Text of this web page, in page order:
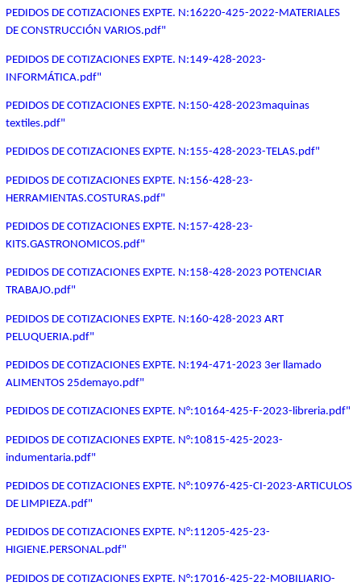
PEDIDOS DE COTIZACIONES EXPTE. N:16220-425-2022-MATERIALES
DE CONSTRUCCIÓN VARIOS.pdf"
PEDIDOS DE COTIZACIONES EXPTE. N:149-428-2023-
INFORMÁTICA.pdf"
PEDIDOS DE COTIZACIONES EXPTE. N:150-428-2023maquinas
textiles.pdf"
PEDIDOS DE COTIZACIONES EXPTE. N:155-428-2023-TELAS.pdf"
PEDIDOS DE COTIZACIONES EXPTE. N:156-428-23-
HERRAMIENTAS.COSTURAS.pdf"
PEDIDOS DE COTIZACIONES EXPTE. N:157-428-23-
KITS.GASTRONOMICOS.pdf"
PEDIDOS DE COTIZACIONES EXPTE. N:158-428-2023 POTENCIAR
TRABAJO.pdf"
PEDIDOS DE COTIZACIONES EXPTE. N:160-428-2023 ART
PELUQUERIA.pdf"
PEDIDOS DE COTIZACIONES EXPTE. N:194-471-2023 3er llamado
ALIMENTOS 25demayo.pdf"
PEDIDOS DE COTIZACIONES EXPTE. N°:10164-425-F-2023-libreria.pdf"
PEDIDOS DE COTIZACIONES EXPTE. N°:10815-425-2023-
indumentaria.pdf"
PEDIDOS DE COTIZACIONES EXPTE. N°:10976-425-CI-2023-ARTICULOS
DE LIMPIEZA.pdf"
PEDIDOS DE COTIZACIONES EXPTE. N°:11205-425-23-
HIGIENE.PERSONAL.pdf"
PEDIDOS DE COTIZACIONES EXPTE. N°:17016-425-22-MOBILIARIO-